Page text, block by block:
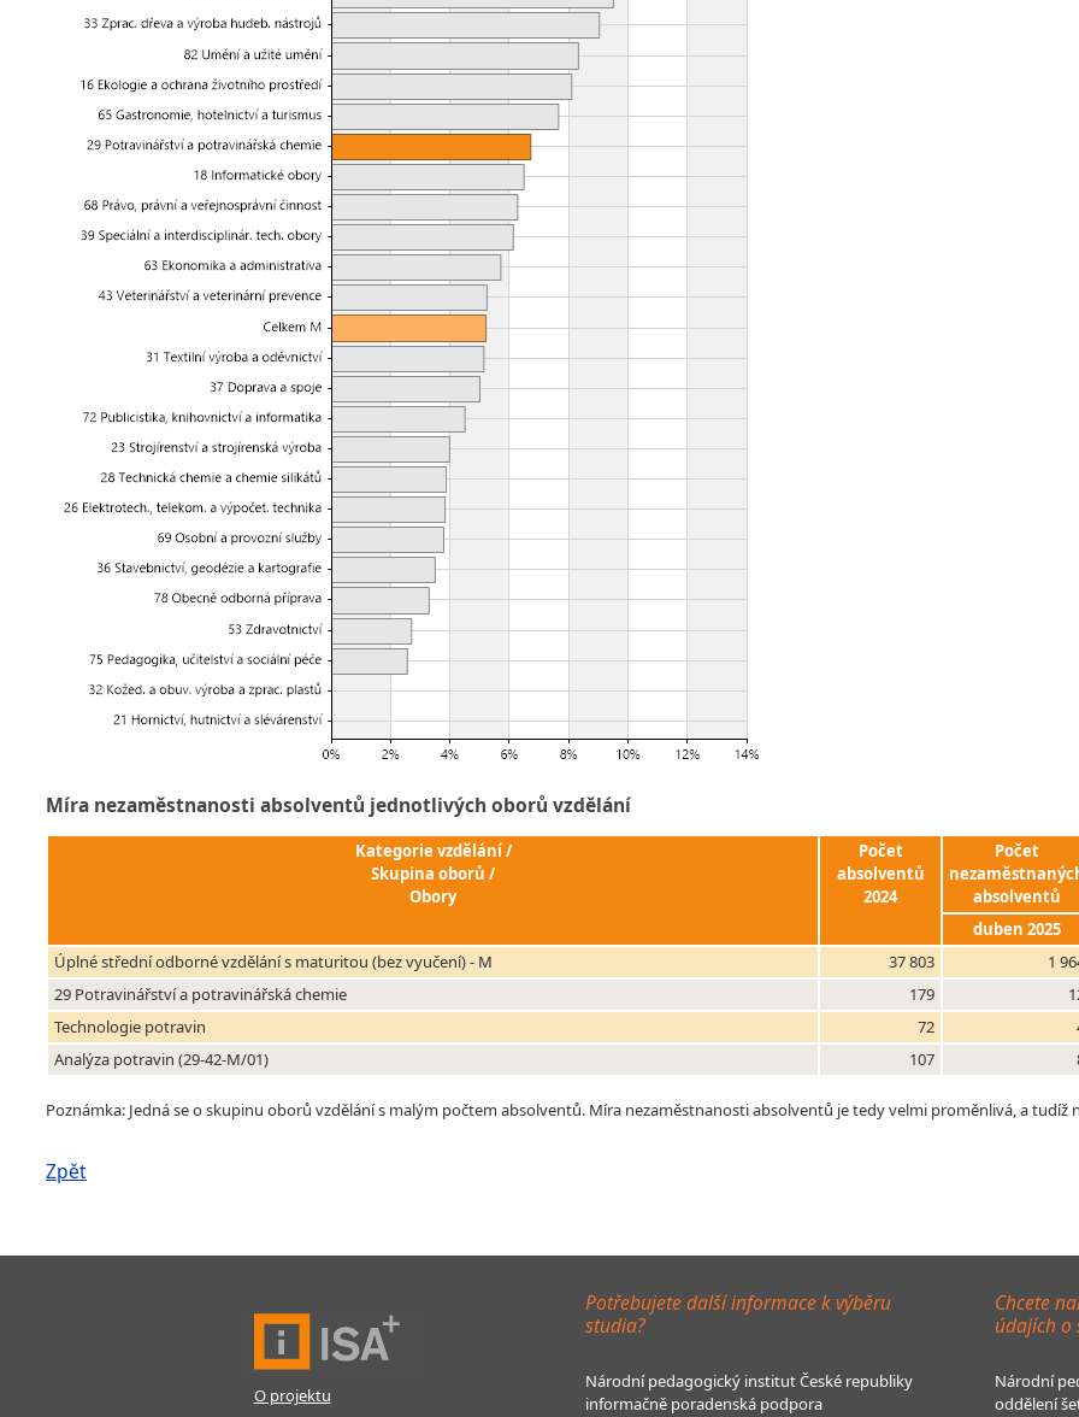
Míra nezaměstnanosti absolventů jednotlivých oborů vzdělání
Kategorie vzdělání /
Skupina oborů /
Obory
Počet
absolventů
2024
Počet
absolventů
duben 2025
Úplné střední odborné vzdělání s maturitou (bez vyučení) - M
37 803
1
29 Potravinářství a potravinářská chemie
179
Technologie potravin
72
Analýza potravin (29-42-M/01)
107
Poznámka: Jedná se o skupinu oborů vzdělání s malým počtem absolventů. Míra nezaměstnanosti absolventů je tedy velmi proměnlivá, a tudíž
Zpět
O projektu
Potřebujete další informace k výběru
studia?
Národní pedagogický institut České republiky
informačně poradenská podpora
Chcete
údajích o
Národní
oddělení